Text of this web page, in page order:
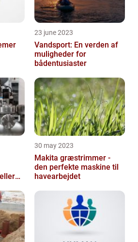
23 june 2023
Vandsport: En verden af
muligheder for
bådentusiaster
30 may 2023
Makita græstrimmer -
den perfekte maskine til
havearbejdet